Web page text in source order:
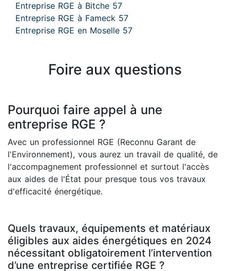
Entreprise RGE à Bitche 57
Entreprise RGE à Fameck 57
Entreprise RGE en Moselle 57
Foire aux questions
Pourquoi faire appel à une
entreprise RGE ?
Avec un professionnel RGE (Reconnu Garant de
l'Environnement), vous aurez un travail de qualité, de
l'accompagnement professionnel et surtout l'accès
aux aides de l'État pour presque tous vos travaux
d'efficacité énergétique.
Quels travaux, équipements et matériaux
éligibles aux aides énergétiques en 2024
nécessitant obligatoirement l’intervention
d’une entreprise certifiée RGE ?